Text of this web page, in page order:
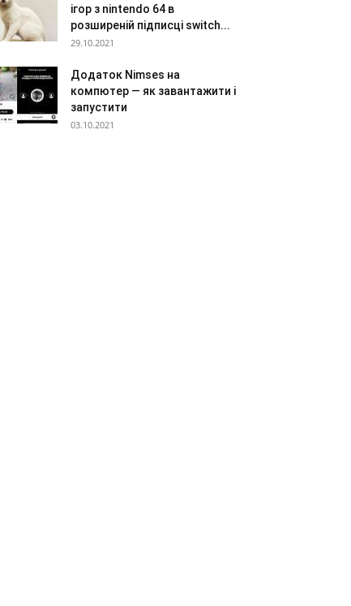
ігор з nintendo 64 в
розширеній підписці switch...
29.10.2021
Додаток Nimses на
компютер — як завантажити і
запустити
03.10.2021